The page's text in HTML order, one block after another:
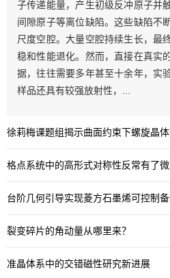
子传递能量，产生初级反冲原子并
间隙原子等离位缺陷。这些缺陷不
尺度空腔。大量空腔持续生长，最
稳和性能退化。然而，直接在真实
据，往往需要多年甚至十余年，实
样品还具有较强放射性，...
格点系统中的高形式对称性反常有了
台阶几何引导实现菱方石墨烯可控制
裂变碎片的角动量从哪里来？
准晶体系中的交错磁性研究新进展